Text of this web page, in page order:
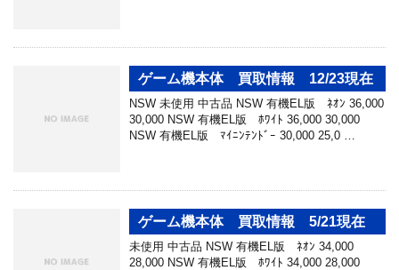
ゲーム機本体 買取情報 12/23現在
NSW 未使用 中古品 NSW 有機EL版 ﾈｵﾝ 36,000
30,000 NSW 有機EL版 ﾎﾜｲﾄ 36,000 30,000
NSW 有機EL版 ﾏｲﾆﾝﾃﾝﾄﾞｰ 30,000 25,0 …
ゲーム機本体 買取情報 5/21現在
未使用 中古品 NSW 有機EL版 ﾈｵﾝ 34,000
28,000 NSW 有機EL版 ﾎﾜｲﾄ 34,000 28,000